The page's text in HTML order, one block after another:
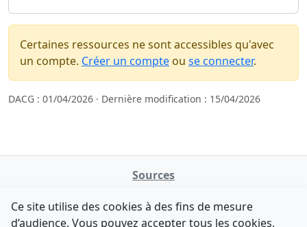
Certaines ressources ne sont accessibles qu'avec
un compte. Créer un compte ou se connecter.
DACG : 01/04/2026 · Dernière modification : 15/04/2026
Sources
data.gouv.fr
Ce site utilise des cookies à des fins de mesure
d’audience. Vous pouvez accepter tous les cookies,